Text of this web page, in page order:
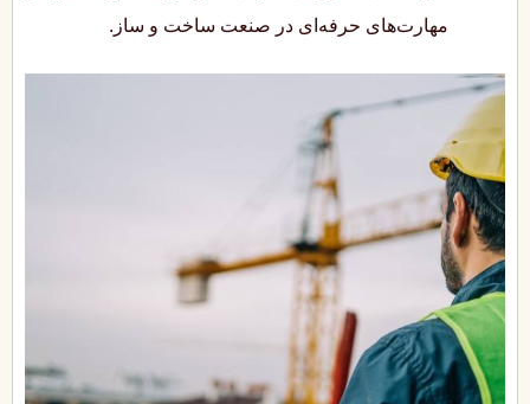
مهارت‌های حرفه‌ای در صنعت ساخت و ساز.